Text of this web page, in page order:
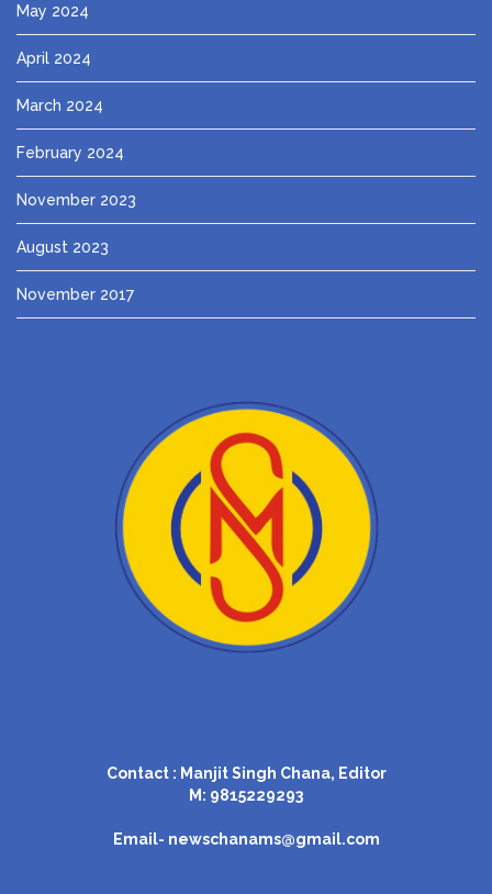
May 2024
April 2024
March 2024
February 2024
November 2023
August 2023
November 2017
Contact : Manjit Singh Chana, Editor
M: 9815229293
Email- newschanams@gmail.com